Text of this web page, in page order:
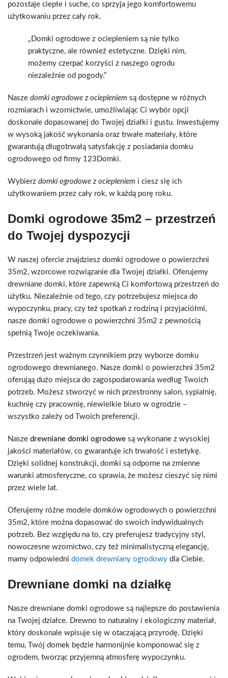
pozostaje ciepłe i suche, co sprzyja jego komfortowemu
użytkowaniu przez cały rok.
„Domki ogrodowe z ociepleniem są nie tylko
praktyczne, ale również estetyczne. Dzięki nim,
możemy czerpać korzyści z naszego ogrodu
niezależnie od pogody.”
Nasze domki ogrodowe z ociepleniem są dostępne w różnych
rozmiarach i wzornictwie, umożliwiając Ci wybór opcji
doskonale dopasowanej do Twojej działki i gustu. Inwestujemy
w wysoką jakość wykonania oraz trwałe materiały, które
gwarantują długotrwałą satysfakcję z posiadania domku
ogrodowego od firmy 123Domki.
Wybierz domki ogrodowe z ociepleniem i ciesz się ich
użytkowaniem przez cały rok, w każdą porę roku.
Domki ogrodowe 35m2 – przestrzeń
do Twojej dyspozycji
W naszej ofercie znajdziesz domki ogrodowe o powierzchni
35m2, wzorcowe rozwiązanie dla Twojej działki. Oferujemy
drewniane domki, które zapewnią Ci komfortową przestrzeń do
użytku. Niezależnie od tego, czy potrzebujesz miejsca do
wypoczynku, pracy, czy też spotkań z rodziną i przyjaciółmi,
nasze domki ogrodowe o powierzchni 35m2 z pewnością
spełnią Twoje oczekiwania.
Przestrzeń jest ważnym czynnikiem przy wyborze domku
ogrodowego drewnianego. Nasze domki o powierzchni 35m2
oferująą dużo miejsca do zagospodarowania według Twoich
potrzeb. Możesz stworzyć w nich przestronny salon, sypialnię,
kuchnię czy pracownię, niewielkie biuro w ogrodzie –
wszystko zależy od Twoich preferencji.
Nasze drewniane domki ogrodowe są wykonane z wysokiej
jakości materiałów, co gwarantuje ich trwałość i estetykę.
Dzięki solidnej konstrukcji, domki są odporne na zmienne
warunki atmosferyczne, co sprawia, że możesz cieszyć się nimi
przez wiele lat.
Oferujemy różne modele domków ogrodowych o powierzchni
35m2, które można dopasować do swoich indywidualnych
potrzeb. Bez względu na to, czy preferujesz tradycyjny styl,
nowoczesne wzornictwo, czy też minimalistyczną elegancję,
mamy odpowiedni domek drewniany ogrodowy dla Ciebie.
Drewniane domki na działkę
Nasze drewniane domki ogrodowe są najlepsze do postawienia
na Twojej działce. Drewno to naturalny i ekologiczny materiał,
który doskonale wpisuje się w otaczającą przyrodę. Dzięki
temu, Twój domek będzie harmonijnie komponować się z
ogrodem, tworząc przyjemną atmosferę wypoczynku.